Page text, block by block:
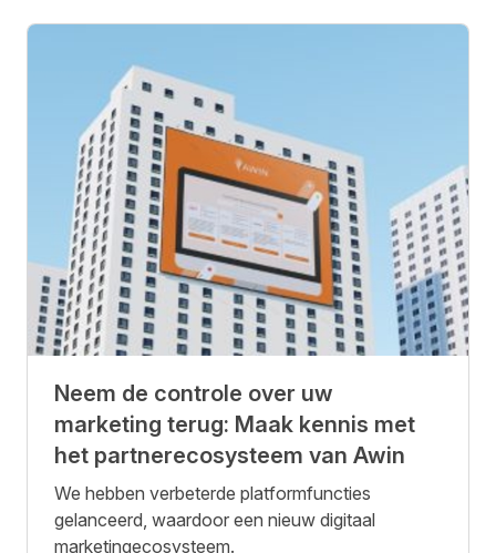
Neem de controle over uw
marketing terug: Maak kennis met
het partnerecosysteem van Awin
We hebben verbeterde platformfuncties
gelanceerd, waardoor een nieuw digitaal
marketingecosysteem.